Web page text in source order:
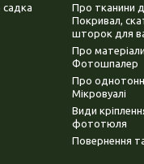
Про тканини
Покривал,
шторок для
Про
Фотошпалер
Про
Мікровуалі
Види
фототюля
Повернення